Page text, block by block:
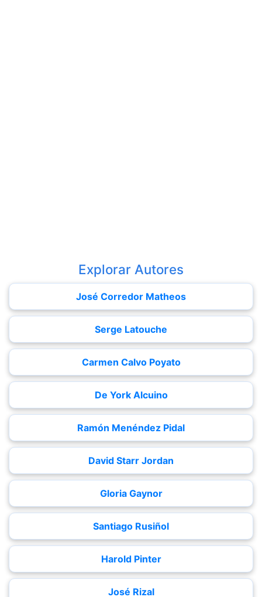
Explorar Autores
José Corredor Matheos
Serge Latouche
Carmen Calvo Poyato
De York Alcuino
Ramón Menéndez Pidal
David Starr Jordan
Gloria Gaynor
Santiago Rusiñol
Harold Pinter
José Rizal